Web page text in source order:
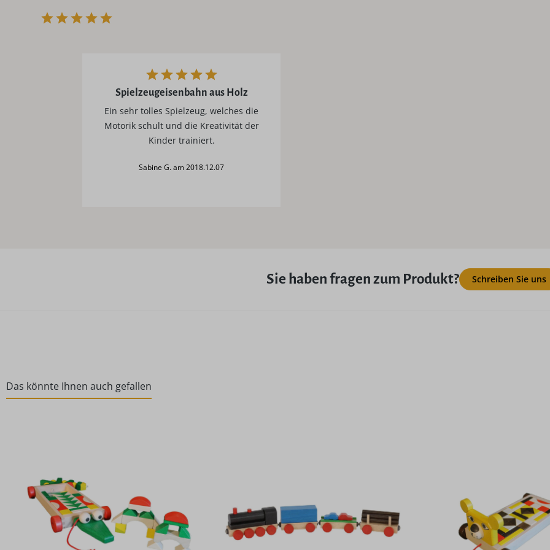
Spielzeugeisenbahn aus Holz
Ein sehr tolles Spielzeug, welches die
Motorik schult und die Kreativität der
Kinder trainiert.
Sabine G. am 2018.12.07
Sie haben fragen zum Produkt? Schreiben Sie uns
Das könnte Ihnen auch gefallen